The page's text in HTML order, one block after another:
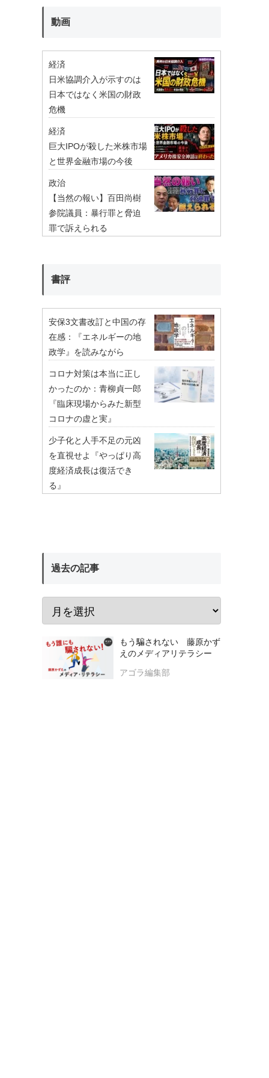
動画
経済
日米協調介入が示すのは
日本ではなく米国の財政
危機
経済
巨大IPOが殺した米株市場
と世界金融市場の今後
政治
【当然の報い】百田尚樹
参院議員：暴行罪と脅迫
罪で訴えられる
書評
安保3文書改訂と中国の存
在感：『エネルギーの地
政学』を読みながら
コロナ対策は本当に正し
かったのか：青柳貞一郎
『臨床現場からみた新型
コロナの虚と実』
少子化と人手不足の元凶
を直視せよ『やっぱり高
度経済成長は復活でき
る』
過去の記事
もう騙されない 藤原かず
えのメディアリテラシー
アゴラ編集部